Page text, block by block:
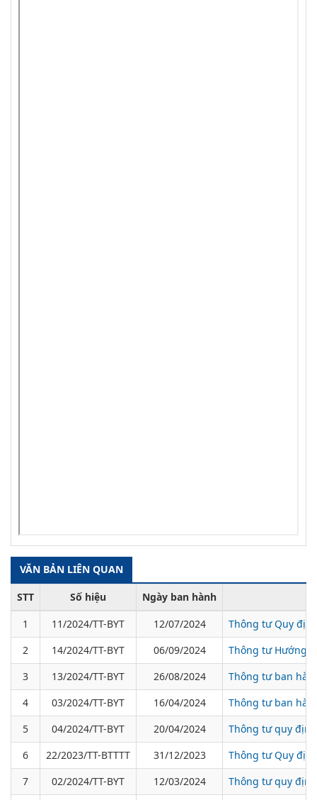
VĂN BẢN LIÊN QUAN
STT Số hiệu
Ngày ban hành
1
11/2024/TT-BYT 12/07/2024
Thông tư Quy
2
14/2024/TT-BYT 06/09/2024
Thông tư Hướng
3
13/2024/TT-BYT 26/08/2024
Thông tư ban
4
03/2024/TT-BYT 16/04/2024
Thông tư ban
5
04/2024/TT-BYT 20/04/2024
Thông tư quy
6
22/2023/TT-BTTTT 31/12/2023
Thông tư Quy
7
02/2024/TT-BYT 12/03/2024 Thông tư quy